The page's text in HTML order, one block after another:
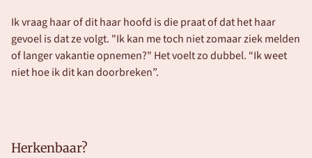
Ik vraag haar of dit haar hoofd is die praat of dat het haar
gevoel is dat ze volgt. "Ik kan me toch niet zomaar ziek melden
of langer vakantie opnemen?" Het voelt zo dubbel. “Ik weet
niet hoe ik dit kan doorbreken”.
Herkenbaar?